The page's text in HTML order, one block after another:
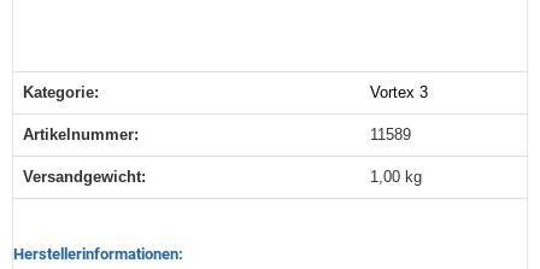
Produkteigenschaft
Wert
Kategorie: Vortex 3
Artikelnummer: 11589
Versandgewicht‍: 1,00 kg
Herstellerinformationen: